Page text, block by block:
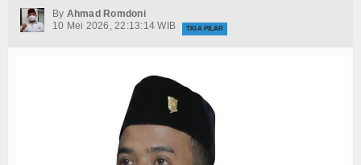
Bupati Majalengka Ajak Ribuan Bobotoh Doakan
Menteri UMKM Dorong APPI Perkuat Pasar
Kaji Tiru ke Bantul, Pemkab Barito Utara Dalami
Anto Febrianto Tantang Pemuda Majalengka :
Interupsi PDIP Warnai Paripurna APBD
Bupati Majalengka Beberkan Hasil Paripurna
By Ahmad Romdoni
10 Mei 2026, 22:13:14 WIB
TIGA PILAR